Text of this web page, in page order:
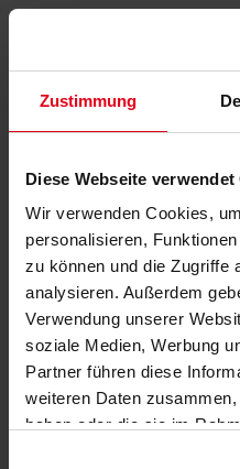
Zustimmung
Diese Webseite verwendet
Wir verwenden Cookies,
personalisieren,
zu können und die Zugriffe
analysieren. Außerdem
Verwendung unserer
soziale Medien, Werbung
Partner führen diese
weiteren Daten
haben oder die sie im